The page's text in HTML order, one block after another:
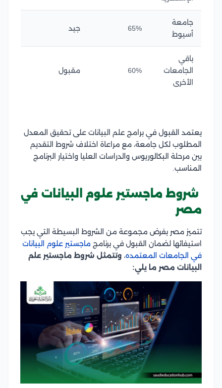
جامعة
أسيوط
65% جيد
باقي
الجامعات
الأخرى
60% مقبول
يعتمد القبول في برامج علم البيانات على تحقيق المعدل
المطلوب لكل جامعة، مع مراعاة اختلاف شروط التقديم
بين مرحلة البكالوريوس والدراسات العليا واختيار البرنامج
المناسب.
شروط ماجستير علوم البيانات في
مصر
تتميز مصر بفرض مجموعة من الشروط البسيطة التي يجب
استيفائها لضمان القبول في برنامج ماجستير علوم البيانات
في الجامعات المعتمده، وتتمثل شروط ماجستير علم
البيانات مصر ما يلي: